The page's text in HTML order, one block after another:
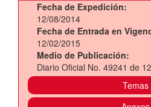
Fecha de Expedición:
12/08/2014
Fecha de Entrada en
12/02/2015
Medio de Publicación:
Diario Oficial No. 49241 de
Temas